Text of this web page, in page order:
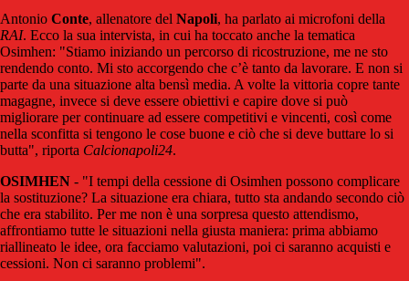
Antonio Conte, allenatore del Napoli, ha parlato ai microfoni della
RAI. Ecco la sua intervista, in cui ha toccato anche la tematica
Osimhen: "Stiamo iniziando un percorso di ricostruzione, me ne sto
rendendo conto. Mi sto accorgendo che c’è tanto da lavorare. E non si
parte da una situazione alta bensì media. A volte la vittoria copre tante
magagne, invece si deve essere obiettivi e capire dove si può
migliorare per continuare ad essere competitivi e vincenti, così come
nella sconfitta si tengono le cose buone e ciò che si deve buttare lo si
butta", riporta Calcionapoli24.
OSIMHEN - "I tempi della cessione di Osimhen possono complicare
la sostituzione? La situazione era chiara, tutto sta andando secondo ciò
che era stabilito. Per me non è una sorpresa questo attendismo,
affrontiamo tutte le situazioni nella giusta maniera: prima abbiamo
riallineato le idee, ora facciamo valutazioni, poi ci saranno acquisti e
cessioni. Non ci saranno problemi".